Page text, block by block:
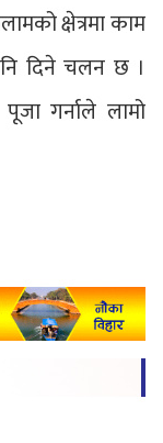
क्षेत्रमा काम
दिने चलन छ ।
गर्नाले लामो